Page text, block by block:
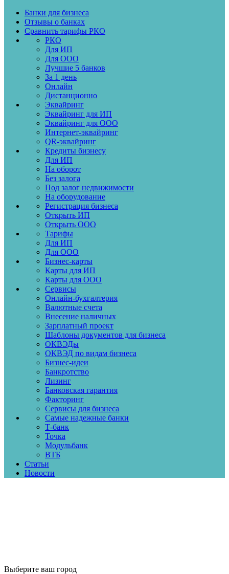
Банки для бизнеса
Отзывы о банках
Сравнить тарифы РКО
РКО
Для ИП
Для ООО
Лучшие 5 банков
За 1 день
Онлайн
Дистанционно
Эквайринг
Эквайринг для ИП
Эквайринг для ООО
Интернет-эквайринг
QR-эквайринг
Кредиты бизнесу
Для ИП
На оборот
Без залога
Под залог недвижимости
На оборудование
Регистрация бизнеса
Открыть ИП
Открыть ООО
Тарифы
Для ИП
Для ООО
Бизнес-карты
Карты для ИП
Карты для ООО
Сервисы
Онлайн-бухгалтерия
Валютные счета
Внесение наличных
Зарплатный проект
Шаблоны документов для бизнеса
ОКВЭДы
ОКВЭД по видам бизнеса
Бизнес-идеи
Банкротство
Лизинг
Банковская гарантия
Факторинг
Сервисы для бизнеса
Самые надежные банки
Т-банк
Точка
Модульбанк
ВТБ
Статьи
Новости
Выберите ваш город